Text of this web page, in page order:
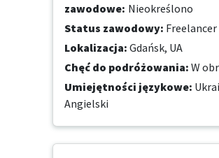
zawodowe: Nieokreślono
Status zawodowy: Freelancer
Lokalizacja: Gdańsk, UA
Chęć do podróżowania: W
Umiejętności językowe:
Angielski